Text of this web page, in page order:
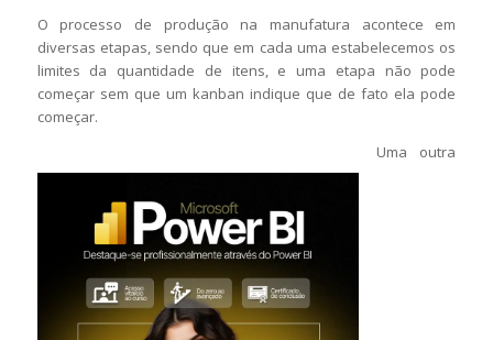
O processo de produção na manufatura acontece em
diversas etapas, sendo que em cada uma estabelecemos os
limites da quantidade de itens, e uma etapa não pode
começar sem que um kanban indique que de fato ela pode
começar.
Uma outra